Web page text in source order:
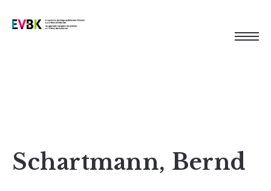
Schartmann, Bernd